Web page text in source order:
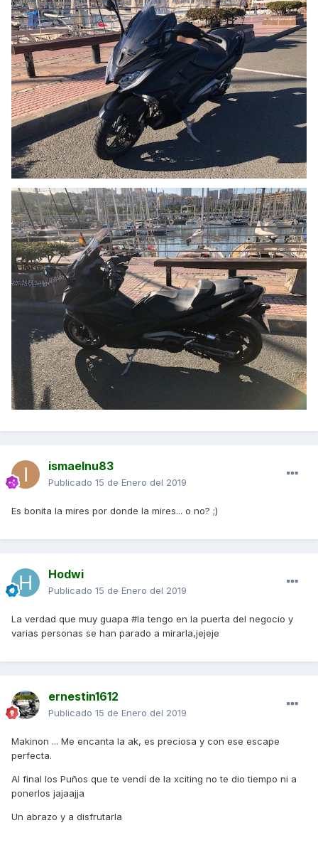
ismaelnu83
Publicado 15 de Enero del 2019
Es bonita la mires por donde la mires... o no? ;)
Hodwi
Publicado 15 de Enero del 2019
La verdad que muy guapa #la tengo en la puerta del negocio y
varias personas se han parado a mirarla,jejeje
ernestin1612
Publicado 15 de Enero del 2019
Makinon ... Me encanta la ak, es preciosa y con ese escape
perfecta.
Al final los Puños que te vendí de la xciting no te dio tiempo ni a
ponerlos jajaajja
Un abrazo y a disfrutarla